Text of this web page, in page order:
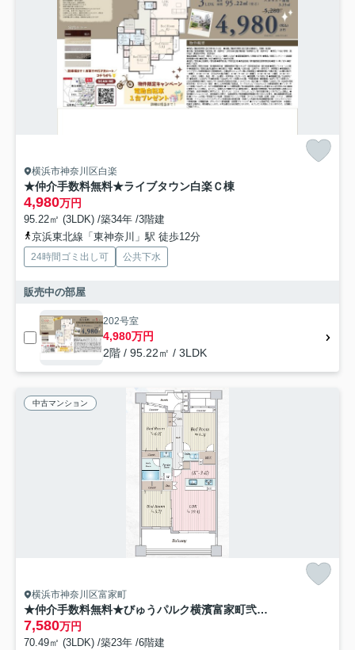
横浜市神奈川区白楽
★仲介手数料無料★ライブタウン白楽Ｃ棟
4,980万円
95.22㎡ (3LDK) /築34年 /3階建
京浜東北線「東神奈川」駅 徒歩12分
24時間ゴミ出し可 公共下水
販売中の部屋
202号室
4,980万円
2階 / 95.22㎡ / 3LDK
中古マンション
横浜市神奈川区富家町
★仲介手数料無料★びゅうパルク横濱富家町弐番館
7,580万円
70.49㎡ (3LDK) /築23年 /6階建